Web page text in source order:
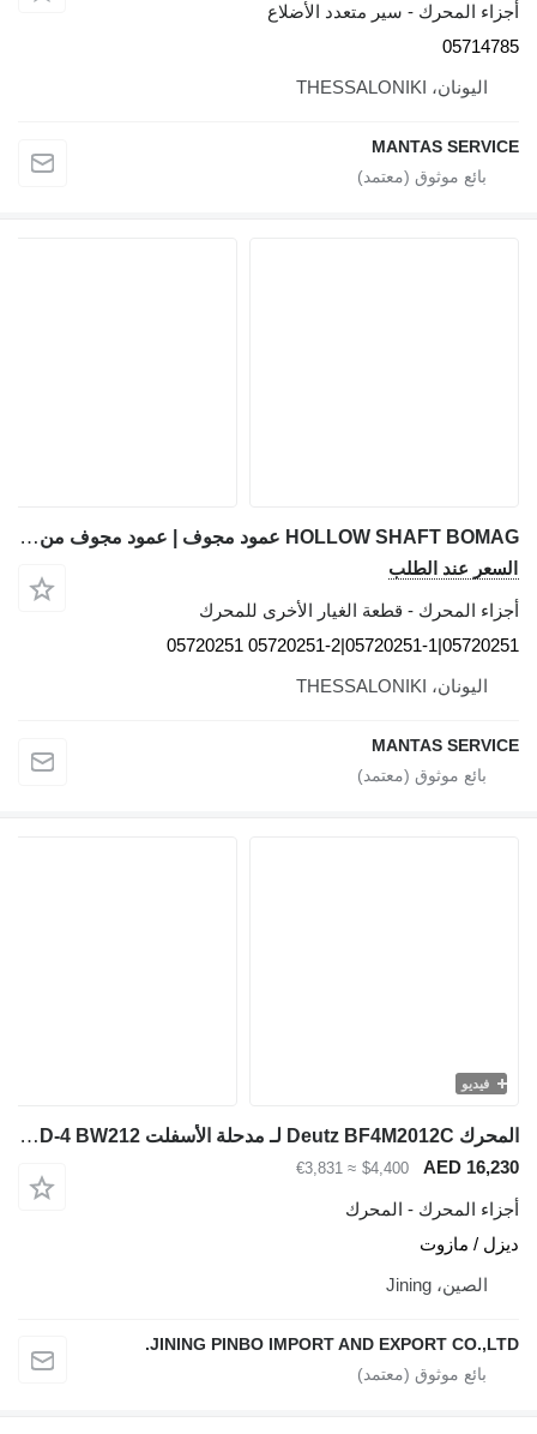
أجزاء المحرك - سير متعدد الأضلاع
05714785
اليونان، THESSALONIKI
MANTAS SERVICE
HOLLOW SHAFT BOMAG عمود مجوف | عمود مجوف من بوماج | عمود مجوف من بوماج 05720251|05720251-1|05720251-2 لـ آلات البناء BOMAG
السعر عند الطلب
أجزاء المحرك - قطعة الغيار الأخرى للمحرك
05720251|05720251-1|05720251-2 05720251
اليونان، THESSALONIKI
MANTAS SERVICE
فيديو
المحرك Deutz BF4M2012C لـ مدحلة الأسفلت BOMAG BW203AD-4 BW212
AED 16,230
$4,400
≈ €3,831
أجزاء المحرك - المحرك
ديزل / مازوت
الصين، Jining
JINING PINBO IMPORT AND EXPORT CO.,LTD.